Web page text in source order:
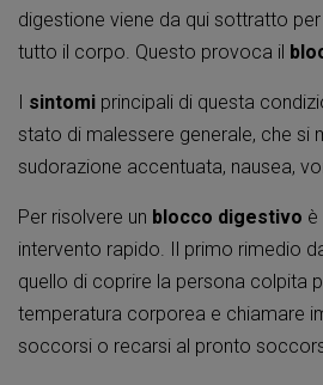
digestione viene da qui sottratto
tutto il corpo. Questo provoca il
I sintomi principali di questa
stato di malessere generale, che si
sudorazione accentuata, nausea,
Per risolvere un blocco digestivo è
intervento rapido. Il primo rimedio
quello di coprire la persona colpita
temperatura corporea e chiamare
soccorsi o recarsi al pronto